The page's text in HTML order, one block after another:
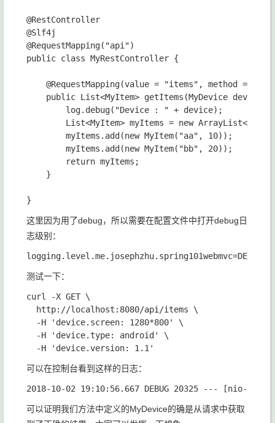
@RestController
@Slf4j
@RequestMapping("api")
public class MyRestController {
@RequestMapping(value = "items", method =
public List<MyItem> getItems(MyDevice device)
        log.debug("Device : " + device);
        List<MyItem> myItems = new ArrayList<>();
        myItems.add(new MyItem("aa", 10));
        myItems.add(new MyItem("bb", 20));
        return myItems;
    }
这里因为用了debug，所以需要在配置文件中打开debug日
志级别：
测试一下：
curl -X GET \
  http://localhost:8080/api/items \
  -H 'device.screen: 1280*800' \
  -H 'device.type: android' \
可以在控制台看到这样的日志：
可以证明我们方法中定义的MyDevice的确是从请求中获取